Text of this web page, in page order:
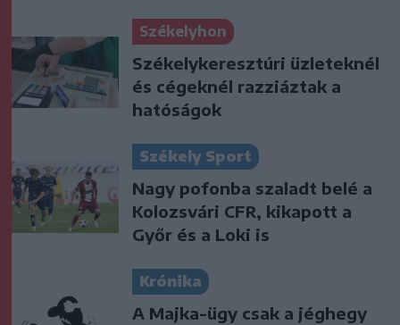
Székelyhon
Székelykeresztúri üzleteknél
és cégeknél razziáztak a
hatóságok
Székely Sport
Nagy pofonba szaladt belé a
Kolozsvári CFR, kikapott a
Győr és a Loki is
Krónika
A Majka-ügy csak a jéghegy